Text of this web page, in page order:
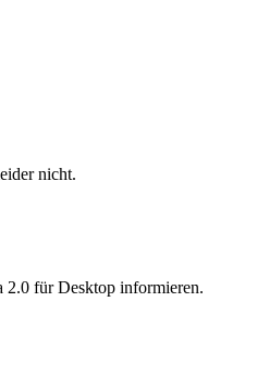
nicht.
2.0 für Desktop informieren.